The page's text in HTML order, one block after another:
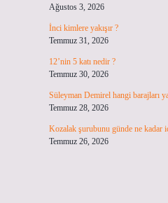
Ağustos 3, 2026
İnci kimlere yakışır ?
Temmuz 31, 2026
12’nin 5 katı nedir ?
Temmuz 30, 2026
Süleyman Demirel hangi barajları
Temmuz 28, 2026
Kozalak şurubunu günde ne kadar
Temmuz 26, 2026